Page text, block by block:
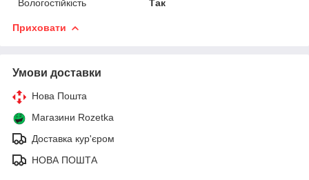
Вологостійкість Так
Приховати
Умови доставки
Нова Пошта
Магазини Rozetka
Доставка кур'єром
НОВА ПОШТА